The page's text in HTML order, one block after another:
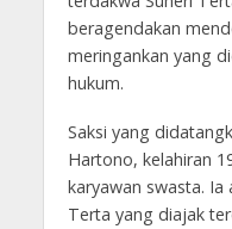
beragendakan
meringankan yang
hukum.
Saksi yang
Hartono, kelahiran
karyawan swasta. Ia
Terta yang diajak